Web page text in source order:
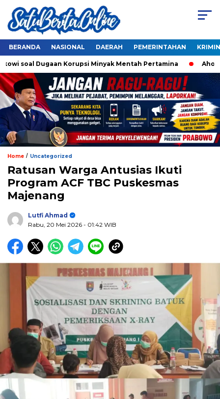
BERANDA NASIONAL DAERAH PEMERINTAHAN
soal Dugaan Korupsi Minyak Mentah Pertamina Ahok
Home / Uncategorized
Ratusan Warga Antusias Ikuti
Program ACF TBC Puskesmas
Majenang
Lutfi Ahmad
Rabu, 20 Mei 2026 - 01:42 WIB